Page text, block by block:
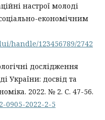
настрої молоді
економічним
handle/123456789/2742
дослідження
України: досвід та
2022. № 2. С. 47-56.
0905-2022-2-5